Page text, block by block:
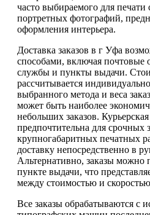
часто выбираемого для печати
портретных фотографий,
оформления интерьера.
Доставка заказов в г Уфа
способами, включая почтовые
службы и пункты выдачи.
рассчитывается
выбранного метода и веса
может быть наиболее
небольших заказов. Курьерская
предпочтительна для срочных
крупногабаритных печатных
доставку непосредственно в
Альтернативно, заказы можно
пункте выдачи, что
между стоимостью и
Все заказы обрабатываются с